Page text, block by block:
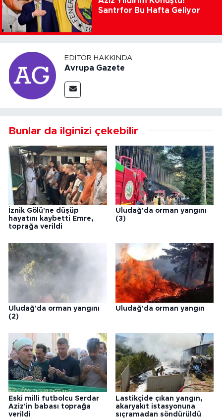
Santrfor Bu Hafta Geliyor
EDITÖR HAKKINDA
Avrupa Gazete
Bunlar da ilginizi çekebilir
İznik Gölü'ne düşüp
hayatını kaybetti Emre,
toprağa verildi
Uludağ'da orman yangını
(3)
Uludağ'da orman yangını
(2)
Uludağ'da orman yangın
Eski milli futbolcu Serdar
Aziz'in babası toprağa
verildi
Lastikçide çıkan yangın,
akaryakıt istasyonuna
sıçramadan söndürüldü